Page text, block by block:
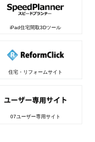
iPad住宅間取3Dツール
住宅・リフォームサイト
07ユーザー専用サイト